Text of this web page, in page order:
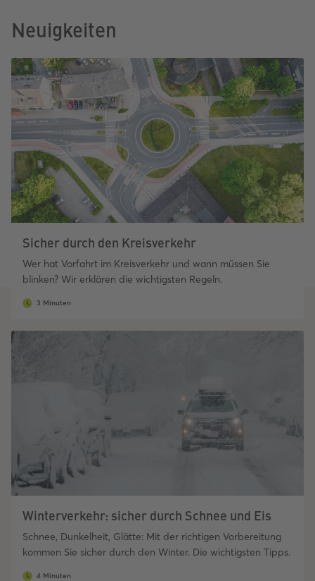
Neuigkeiten
Sicher durch den Kreisverkehr
Wer hat Vorfahrt im Kreisverkehr und wann müssen Sie
blinken? Wir erklären die wichtigsten Regeln.
3 Minuten
Winterverkehr: sicher durch Schnee und Eis
Schnee, Dunkelheit, Glätte: Mit der richtigen Vorbereitung
kommen Sie sicher durch den Winter. Die wichtigsten Tipps.
4 Minuten